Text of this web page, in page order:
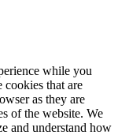
while you
cookies that are
as they are
of the website. We
and understand how